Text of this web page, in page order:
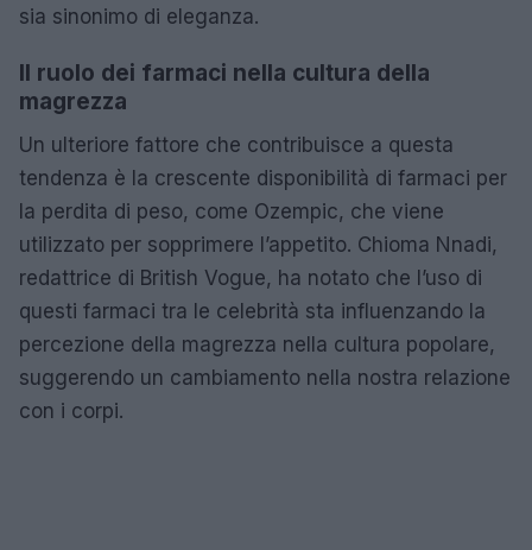
sia sinonimo di eleganza.
Il ruolo dei farmaci nella cultura della
magrezza
Un ulteriore fattore che contribuisce a questa
tendenza è la crescente disponibilità di farmaci per
la perdita di peso, come Ozempic, che viene
utilizzato per sopprimere l’appetito. Chioma Nnadi,
redattrice di British Vogue, ha notato che l’uso di
questi farmaci tra le celebrità sta influenzando la
percezione della magrezza nella cultura popolare,
suggerendo un cambiamento nella nostra relazione
con i corpi.